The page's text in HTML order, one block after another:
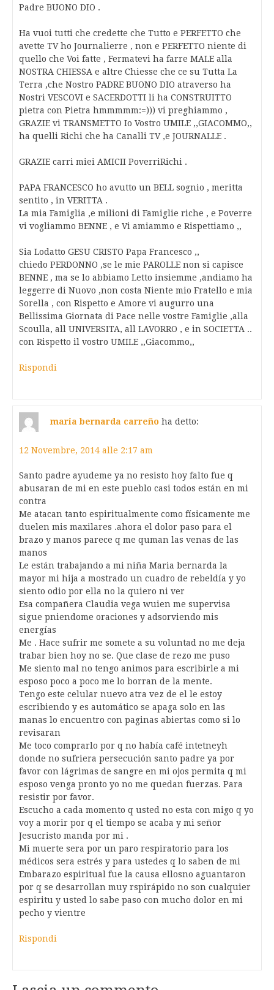
Padre BUONO DIO .
Ha vuoi tutti che credette che Tutto e PERFETTO che
avette TV ho Journalierre , non e PERFETTO niente di
quello che Voi fatte , Fermatevi ha farre MALE alla
NOSTRA CHIESSA e altre Chiesse che ce su Tutta La
Terra ,che Nostro PADRE BUONO DIO atraverso ha
Nostri VESCOVI e SACERDOTTI li ha CONSTRUITTO
pietra con Pietra hmmmmm:=))) vi preghiammo ,
GRAZIE vi TRANSMETTO Io Vostro UMILE ,,GIACOMMO,,
ha quelli Richi che ha Canalli TV ,e JOURNALLE .
GRAZIE carri miei AMICII PoverriRichi .
PAPA FRANCESCO ho avutto un BELL sognio , meritta
sentito , in VERITTA .
La mia Famiglia ,e milioni di Famiglie riche , e Poverre
vi vogliammo BENNE , e Vi amiammo e Rispettiamo ,,
Sia Lodatto GESU CRISTO Papa Francesco ,,
chiedo PERDONNO ,se le mie PAROLLE non si capisce
BENNE , ma se lo abbiamo Letto insiemme ,andiamo ha
leggerre di Nuovo ,non costa Niente mio Fratello e mia
Sorella , con Rispetto e Amore vi augurro una
Bellissima Giornata di Pace nelle vostre Famiglie ,alla
Scoulla, all UNIVERSITA, all LAVORRO , e in SOCIETTA ..
con Rispetto il vostro UMILE ,,Giacommo,,
Rispondi
maria bernarda carreño ha detto:
12 Novembre, 2014 alle 2:17 am
Santo padre ayudeme ya no resisto hoy falto fue q
abusaran de mi en este pueblo casi todos están en mi
contra
Me atacan tanto espiritualmente como físicamente me
duelen mis maxilares .ahora el dolor paso para el
brazo y manos parece q me quman las venas de las
manos
Le están trabajando a mi niña Maria bernarda la
mayor mi hija a mostrado un cuadro de rebeldía y yo
siento odio por ella no la quiero ni ver
Esa compañera Claudia vega wuien me supervisa
sigue pniendome oraciones y adsorviendo mis
energías
Me . Hace sufrir me somete a su voluntad no me deja
trabar bien hoy no se. Que clase de rezo me puso
Me siento mal no tengo animos para escribirle a mi
esposo poco a poco me lo borran de la mente.
Tengo este celular nuevo atra vez de el le estoy
escribiendo y es automático se apaga solo en las
manas lo encuentro con paginas abiertas como si lo
revisaran
Me toco comprarlo por q no había café intetneyh
donde no sufriera persecución santo padre ya por
favor con lágrimas de sangre en mi ojos permita q mi
esposo venga pronto yo no me quedan fuerzas. Para
resistir por favor.
Escucho a cada momento q usted no esta con migo q yo
voy a morir por q el tiempo se acaba y mi señor
Jesucristo manda por mi .
Mi muerte sera por un paro respiratorio para los
médicos sera estrés y para ustedes q lo saben de mi
Embarazo espiritual fue la causa ellosno aguantaron
por q se desarrollan muy rspirápido no son cualquier
espiritu y usted lo sabe paso con mucho dolor en mi
pecho y vientre
Rispondi